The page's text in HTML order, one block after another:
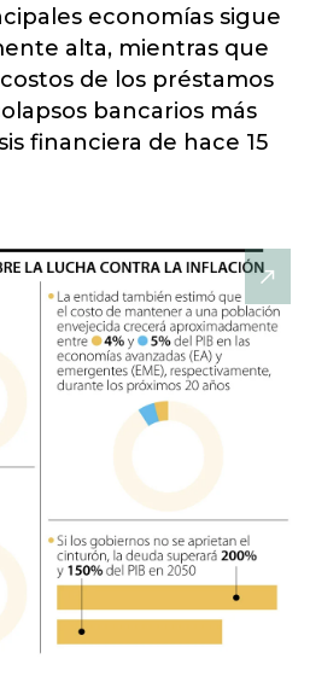
economías sigue
alta, mientras que
de los préstamos
bancarios más
financiera de hace 15